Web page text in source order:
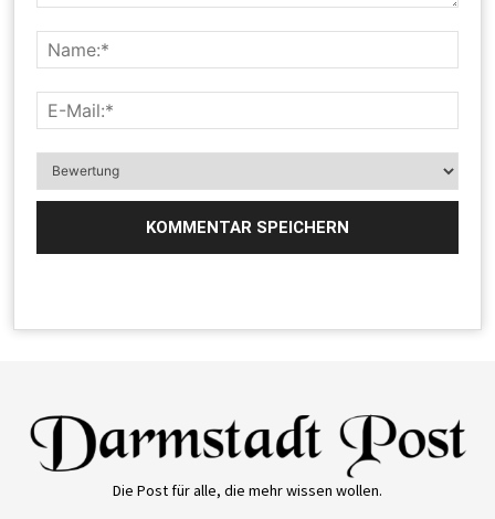
Die Post für alle, die mehr wissen wollen.